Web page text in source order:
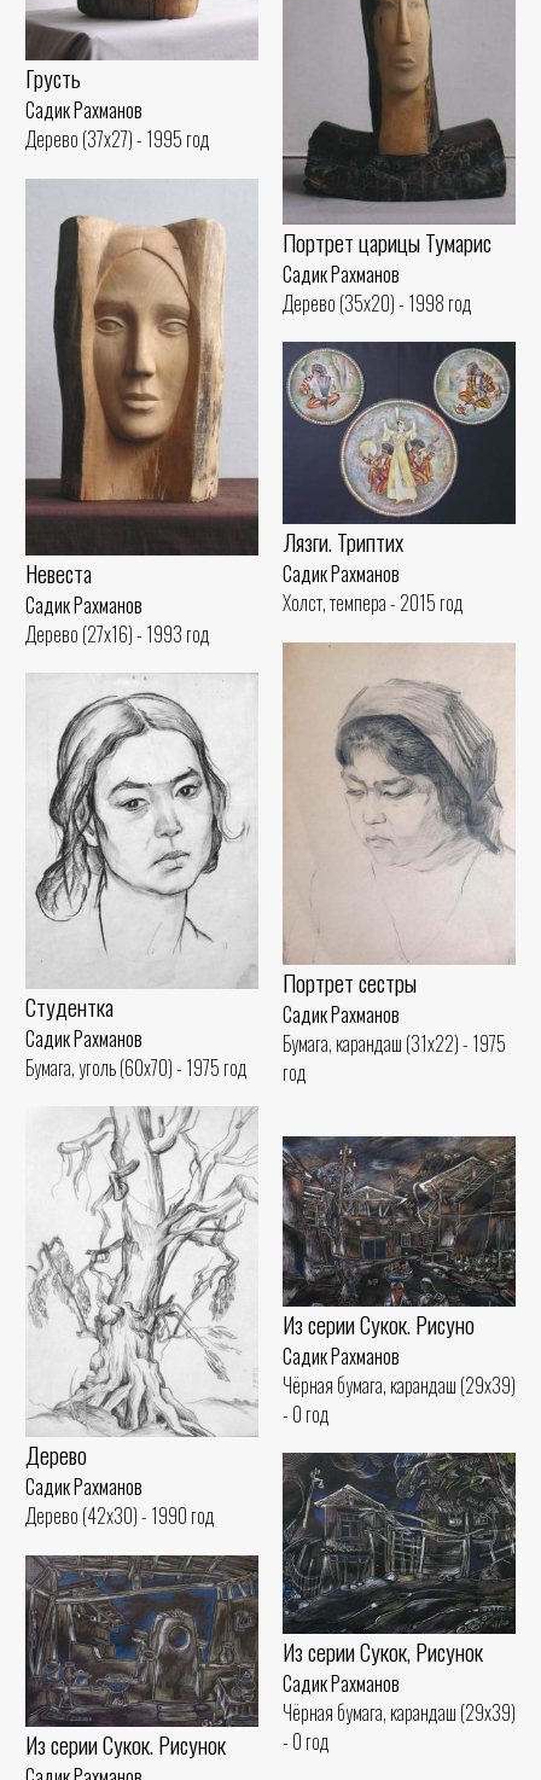
Грусть
Садик Рахманов
Дерево (37x27) - 1995 год
Портрет царицы Тумарис
Садик Рахманов
Дерево (35x20) - 1998 год
Невеста
Садик Рахманов
Дерево (27x16) - 1993 год
Лязги. Триптих
Садик Рахманов
Холст, темпера - 2015 год
Портрет сестры
Садик Рахманов
Бумага, карандаш (31x22) - 1975
год
Студентка
Садик Рахманов
Бумага, уголь (60x70) - 1975 год
Дерево
Садик Рахманов
Дерево (42x30) - 1990 год
Из серии Сукок. Рисуно
Садик Рахманов
Чёрная бумага, карандаш (29x39)
- 0 год
Из серии Сукок, Рисунок
Садик Рахманов
Чёрная бумага, карандаш (29x39)
- 0 год
Из серии Сукок. Рисунок